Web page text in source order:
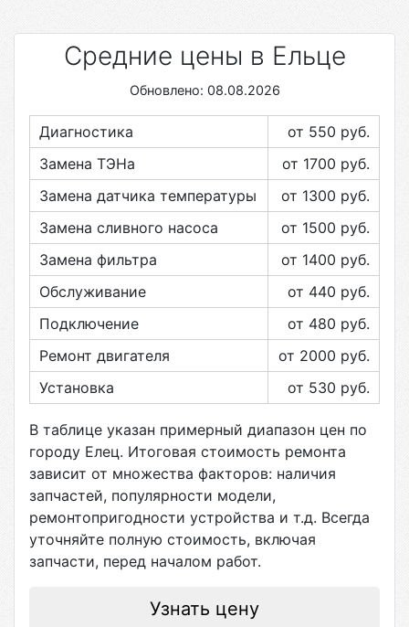
Средние цены в Ельце
Обновлено: 08.08.2026
Диагностика от 550 руб.
Замена ТЭНа
от 1700 руб.
Замена датчика температуры
от 1300 руб.
Замена сливного насоса
от 1500 руб.
Замена фильтра
от 1400 руб.
Обслуживание
от 440 руб.
Подключение
от 480 руб.
Ремонт двигателя
от 2000 руб.
Установка
от 530 руб.
В таблице указан примерный диапазон цен по
городу Елец. Итоговая стоимость ремонта
зависит от множества факторов: наличия
запчастей, популярности модели,
ремонтопригодности устройства и т.д. Всегда
уточняйте полную стоимость, включая
запчасти, перед началом работ.
Узнать цену